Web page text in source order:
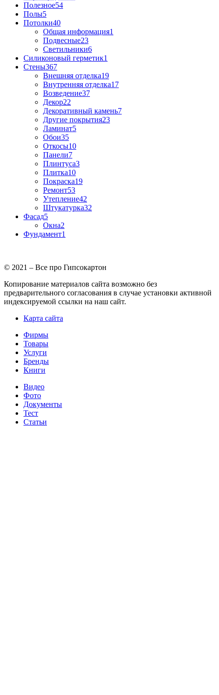
Полезное54
Полы5
Потолки40
Общая информация1
Подвесные23
Светильники6
Силиконовый герметик1
Стены367
Внешняя отделка19
Внутренняя отделка17
Возведение37
Декор22
Декоративный камень7
Другие покрытия23
Ламинат5
Обои35
Откосы10
Панели7
Плинтуса3
Плитка10
Покраска19
Ремонт53
Утепление42
Штукатурка32
Фасад5
Окна2
Фундамент1
© 2021 – Все про Гипсокартон
Копирование материалов сайта возможно без
предварительного согласования в случае установки активной
индексируемой ссылки на наш сайт.
Карта сайта
Фирмы
Товары
Услуги
Бренды
Книги
Видео
Фото
Документы
Тест
Статьи